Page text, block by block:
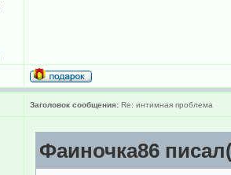
Заголовок сообщения: Re: интимная проблема
Фаиночка86